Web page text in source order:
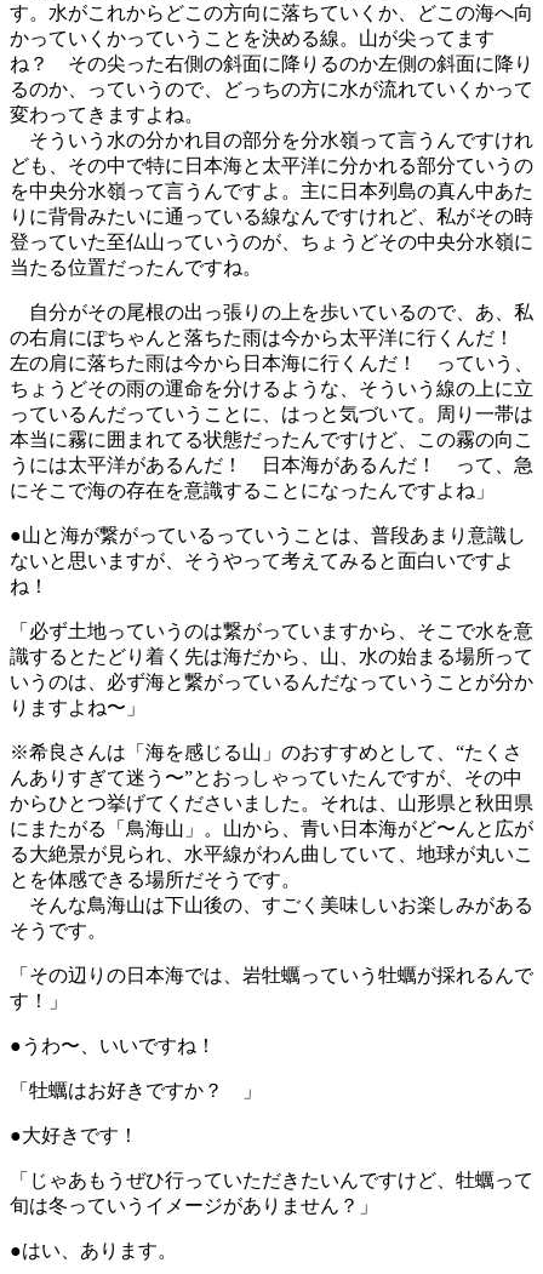
す。水がこれからどこの方向に落ちていくか、どこの海へ向
かっていくかっていうことを決める線。山が尖ってます
ね？ その尖った右側の斜面に降りるのか左側の斜面に降り
るのか、っていうので、どっちの方に水が流れていくかって
変わってきますよね。
そういう水の分かれ目の部分を分水嶺って言うんですけれ
ども、その中で特に日本海と太平洋に分かれる部分ていうの
を中央分水嶺って言うんですよ。主に日本列島の真ん中あた
りに背骨みたいに通っている線なんですけれど、私がその時
登っていた至仏山っていうのが、ちょうどその中央分水嶺に
当たる位置だったんですね。
自分がその尾根の出っ張りの上を歩いているので、あ、私
の右肩にぽちゃんと落ちた雨は今から太平洋に行くんだ！
左の肩に落ちた雨は今から日本海に行くんだ！ っていう、
ちょうどその雨の運命を分けるような、そういう線の上に立
っているんだっていうことに、はっと気づいて。周り一帯は
本当に霧に囲まれてる状態だったんですけど、この霧の向こ
うには太平洋があるんだ！ 日本海があるんだ！ って、急
にそこで海の存在を意識することになったんですよね」
●山と海が繋がっているっていうことは、普段あまり意識し
ないと思いますが、そうやって考えてみると面白いですよ
ね！
「必ず土地っていうのは繋がっていますから、そこで水を意
識するとたどり着く先は海だから、山、水の始まる場所って
いうのは、必ず海と繋がっているんだなっていうことが分か
りますよね〜」
※希良さんは「海を感じる山」のおすすめとして、“たくさ
んありすぎて迷う〜”とおっしゃっていたんですが、その中
からひとつ挙げてくださいました。それは、山形県と秋田県
にまたがる「鳥海山」。山から、青い日本海がど〜んと広が
る大絶景が見られ、水平線がわん曲していて、地球が丸いこ
とを体感できる場所だそうです。
そんな鳥海山は下山後の、すごく美味しいお楽しみがある
そうです。
「その辺りの日本海では、岩牡蠣っていう牡蠣が採れるんで
す！」
●うわ〜、いいですね！
「牡蠣はお好きですか？ 」
●大好きです！
「じゃあもうぜひ行っていただきたいんですけど、牡蠣って
旬は冬っていうイメージがありません？」
●はい、あります。